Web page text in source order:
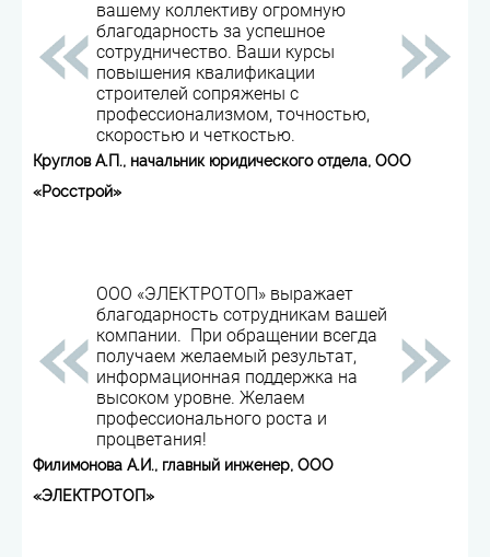
вашему коллективу огромную
благодарность за успешное
сотрудничество. Ваши курсы
повышения квалификации
строителей сопряжены с
профессионализмом, точностью,
скоростью и четкостью.
Круглов А.П., начальник юридического отдела, ООО
«Росстрой»
ООО «ЭЛЕКТРОТОП» выражает
благодарность сотрудникам вашей
компании. При обращении всегда
получаем желаемый результат,
информационная поддержка на
высоком уровне. Желаем
профессионального роста и
процветания!
Филимонова А.И., главный инженер, ООО
«ЭЛЕКТРОТОП»